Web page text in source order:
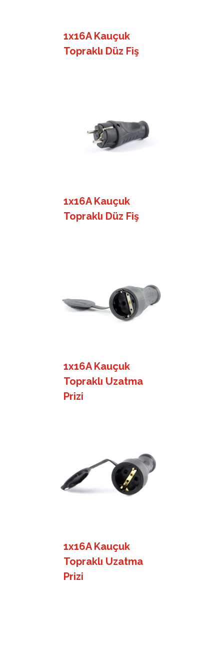
1x16A Kauçuk
Topraklı Düz Fiş
1x16A Kauçuk
Topraklı Düz Fiş
1x16A Kauçuk
Topraklı Uzatma
Prizi
1x16A Kauçuk
Topraklı Uzatma
Prizi